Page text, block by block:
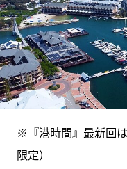
※『港時間』最新回は
限定）